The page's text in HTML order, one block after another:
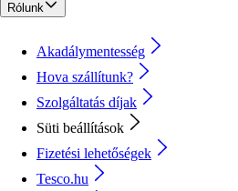
Rólunk
Akadálymentesség
Hova szállítunk?
Szolgáltatás díjak
Süti beállítások
Fizetési lehetőségek
Tesco.hu